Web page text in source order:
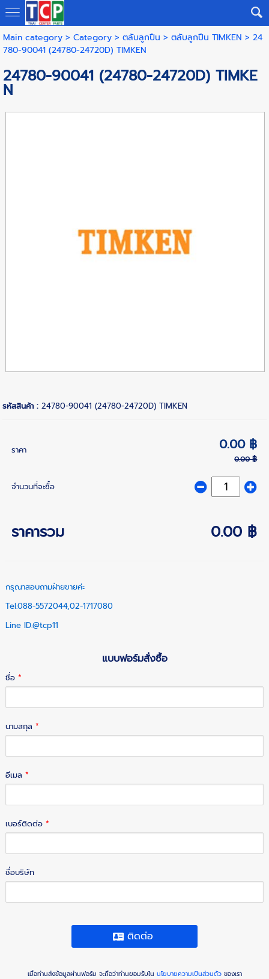
Main category> Category> ตลับลูกปืน > ตลับลูกปืน TIMKEN > 24
780-90041 (24780-24720D) TIMKEN
24780-90041 (24780-24720D) TIMKE
N
รหัสสินค้า :24780-90041 (24780-24720D) TIMKEN
ราคา 0.00 ฿
0.00 ฿
จำนวนที่จะซื้อ
ราคารวม 0.00 ฿
กรุณาสอบถามฝ่ายขายค่ะ
Tel.088-5572044,02-1717080
Line ID.@tcp11
แบบฟอร์มสั่งซื้อ
ชื่อ*
นามสกุล*
อีเมล*
เบอร์ติดต่อ*
ชื่อบริษัท
ติดต่อ
เมื่อท่านส่งข้อมูลผ่านฟอร์ม จะถือว่าท่านยอมรับใน นโยบายความเป็นส่วนตัวของเรา